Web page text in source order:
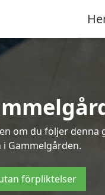
om du följer
Gammelgården.
förpliktelser